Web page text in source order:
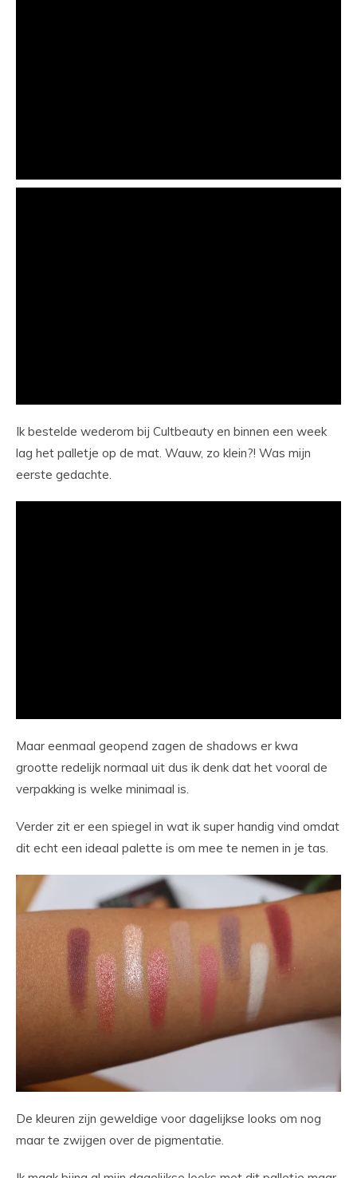
Ik bestelde wederom bij Cultbeauty en binnen een week
lag het palletje op de mat. Wauw, zo klein?! Was mijn
eerste gedachte.
Maar eenmaal geopend zagen de shadows er kwa
grootte redelijk normaal uit dus ik denk dat het vooral de
verpakking is welke minimaal is.
Verder zit er een spiegel in wat ik super handig vind omdat
dit echt een ideaal palette is om mee te nemen in je tas.
De kleuren zijn geweldige voor dagelijkse looks om nog
maar te zwijgen over de pigmentatie.